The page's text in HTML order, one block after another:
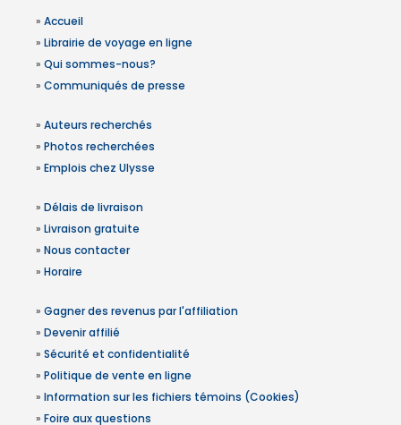
» Accueil
» Librairie de voyage en ligne
» Qui sommes-nous?
» Communiqués de presse
» Auteurs recherchés
» Photos recherchées
» Emplois chez Ulysse
» Délais de livraison
» Livraison gratuite
» Nous contacter
» Horaire
» Gagner des revenus par l'affiliation
» Devenir affilié
» Sécurité et confidentialité
» Politique de vente en ligne
» Information sur les fichiers témoins (Cookies)
» Foire aux questions